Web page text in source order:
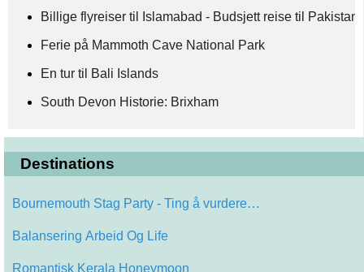
Billige flyreiser til Islamabad - Budsjett reise til Pakistan
Ferie på Mammoth Cave National Park
En tur til Bali Islands
South Devon Historie: Brixham
Destinations
Bournemouth Stag Party - Ting å vurdere…
Balansering Arbeid Og Life
Romantisk Kerala Honeymoon